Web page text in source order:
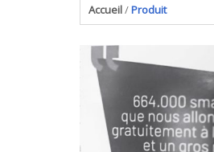
Accueil/Produit